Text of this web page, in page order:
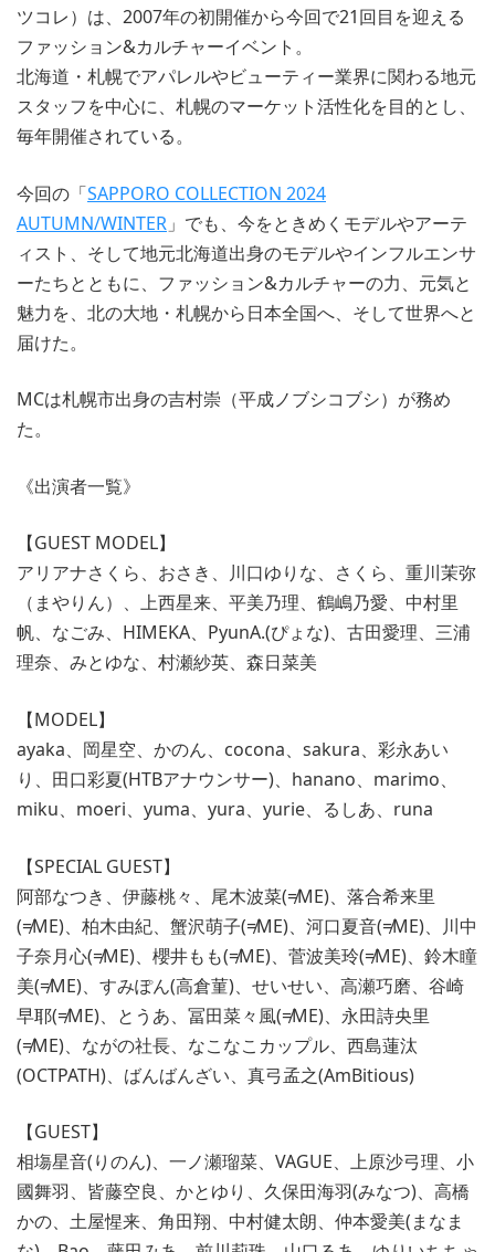
ツコレ）は、2007年の初開催から今回で21回目を迎える
ファッション&カルチャーイベント。
北海道・札幌でアパレルやビューティー業界に関わる地元
スタッフを中心に、札幌のマーケット活性化を目的とし、
毎年開催されている。
今回の「SAPPORO COLLECTION 2024
AUTUMN/WINTER 」でも、今をときめくモデルやアーテ
ィスト、そして地元北海道出身のモデルやインフルエンサ
ーたちとともに、ファッション&カルチャーの力、元気と
魅力を、北の大地・札幌から日本全国へ、そして世界へと
届けた。
MCは札幌市出身の吉村崇（平成ノブシコブシ）が務め
た。
《出演者一覧》
【GUEST MODEL】
アリアナさくら、おさき、川口ゆりな、さくら、重川茉弥
（まやりん）、上西星来、平美乃理、鶴嶋乃愛、中村里
帆、なごみ、HIMEKA、PyunA.(ぴょな)、古田愛理、三浦
理奈、みとゆな、村瀬紗英、森日菜美
【MODEL】
ayaka、岡星空、かのん、cocona、sakura、彩永あい
り、田口彩夏(HTBアナウンサー)、hanano、marimo、
miku、moeri、yuma、yura、yurie、るしあ、runa
【SPECIAL GUEST】
阿部なつき、伊藤桃々、尾木波菜(≠ME)、落合希来里
(≠ME)、柏木由紀、蟹沢萌子(≠ME)、河口夏音(≠ME)、川中
子奈月心(≠ME)、櫻井もも(≠ME)、菅波美玲(≠ME)、鈴木瞳
美(≠ME)、すみぽん(高倉菫)、せいせい、高瀬巧磨、谷崎
早耶(≠ME)、とうあ、冨田菜々風(≠ME)、永田詩央里
(≠ME)、ながの社長、なこなこカップル、西島蓮汰
(OCTPATH)、ばんばんざい、真弓孟之(AmBitious)
【GUEST】
相塲星音(りのん)、一ノ瀬瑠菜、VAGUE、上原沙弓理、小
國舞羽、皆藤空良、かとゆり、久保田海羽(みなつ)、高橋
かの、土屋惺来、角田翔、中村健太朗、仲本愛美(まなま